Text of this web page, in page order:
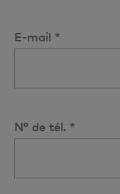
E-mail *
N° de tél. *